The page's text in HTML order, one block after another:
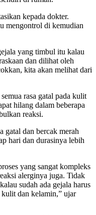
kepada dokter.
mengontrol di kemudian
yang timbul itu kalau
dan dilihat oleh
kita akan melihat dari
rasa gatal pada kulit
hilang dalam beberapa
reaksi.
gatal dan bercak merah
hari dan durasinya lebih
yang sangat kompleks
alerginya juga. Tidak
sudah ada gejala harus
kulit dan kelamin,” ujar